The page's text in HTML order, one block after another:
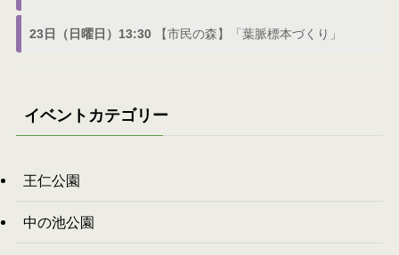
23日（日曜日）13:30 【市民の森】「葉脈標本づくり」
イベントカテゴリー
王仁公園
中の池公園